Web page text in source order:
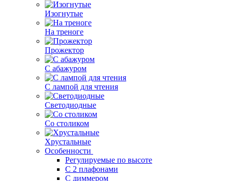
Изогнутые
На треноге
Прожектор
С абажуром
С лампой для чтения
Светодиодные
Со столиком
Хрустальные
Особенности
Регулируемые по высоте
С 2 плафонами
С диммером